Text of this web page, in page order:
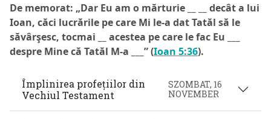
De memorat: „Dar Eu am o mărturie __ __ decât a lui
Ioan, căci lucrările pe care Mi le-a dat Tatăl să le
săvârşesc, tocmai __ acestea pe care le fac Eu ___
despre Mine că Tatăl M-a ___” (Ioan 5:36).
Împlinirea profețiilor din
Vechiul Testament
SZOMBAT, 16
NOVEMBER